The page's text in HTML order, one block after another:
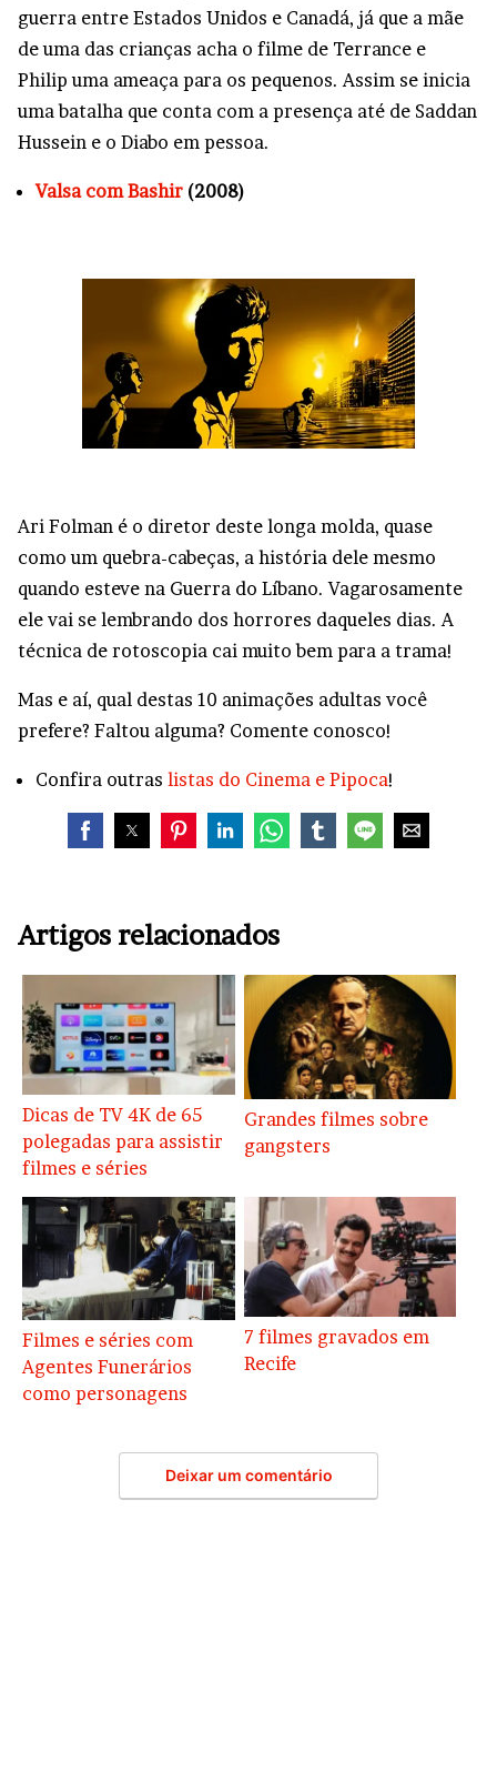
guerra entre Estados Unidos e Canadá, já que a mãe
de uma das crianças acha o filme de Terrance e
Philip uma ameaça para os pequenos. Assim se inicia
uma batalha que conta com a presença até de Saddan
Hussein e o Diabo em pessoa.
Valsa com Bashir (2008)
Ari Folman é o diretor deste longa molda, quase
como um quebra-cabeças, a história dele mesmo
quando esteve na Guerra do Líbano. Vagarosamente
ele vai se lembrando dos horrores daqueles dias. A
técnica de rotoscopia cai muito bem para a trama!
Mas e aí, qual destas 10 animações adultas você
prefere? Faltou alguma? Comente conosco!
Confira outras listas do Cinema e Pipoca!
Artigos relacionados
Dicas de TV 4K de 65
polegadas para assistir
filmes e séries
Grandes filmes sobre
gangsters
Filmes e séries com
Agentes Funerários
como personagens
7 filmes gravados em
Recife
Deixar um comentário